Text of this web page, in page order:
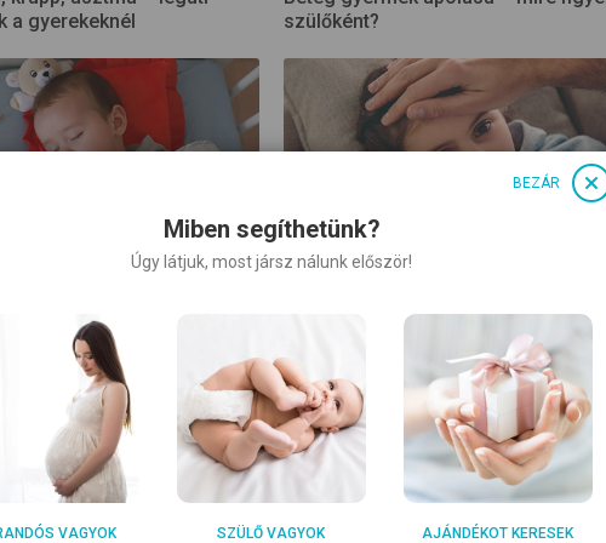
a gyerekeknél
szülőként?
meddig
Miért félünk a láztól?
a gyermek – tippek a
Lázmérő teszt – Mindent a
Miben segíthetünk?
Úgy látjuk, most jársz nálunk először!
VAGYOK SZÜLŐ VAGYOK AJÁNDÉKOT KERESEK
BEZÁR